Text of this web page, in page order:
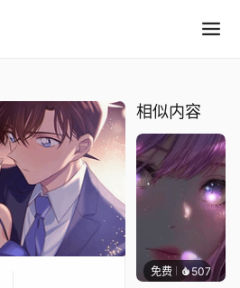
相似内容
免费 507辰东